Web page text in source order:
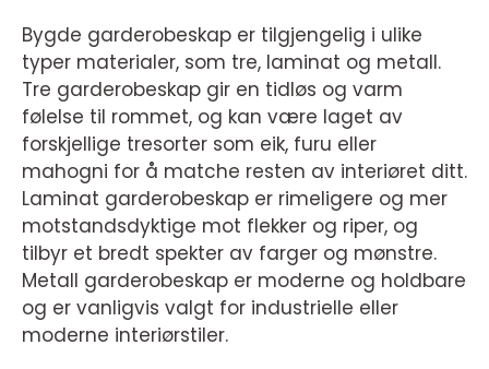
Bygde garderobeskap er tilgjengelig i ulike
typer materialer, som tre, laminat og metall.
Tre garderobeskap gir en tidløs og varm
følelse til rommet, og kan være laget av
forskjellige tresorter som eik, furu eller
mahogni for å matche resten av interiøret ditt.
Laminat garderobeskap er rimeligere og mer
motstandsdyktige mot flekker og riper, og
tilbyr et bredt spekter av farger og mønstre.
Metall garderobeskap er moderne og holdbare
og er vanligvis valgt for industrielle eller
moderne interiørstiler.